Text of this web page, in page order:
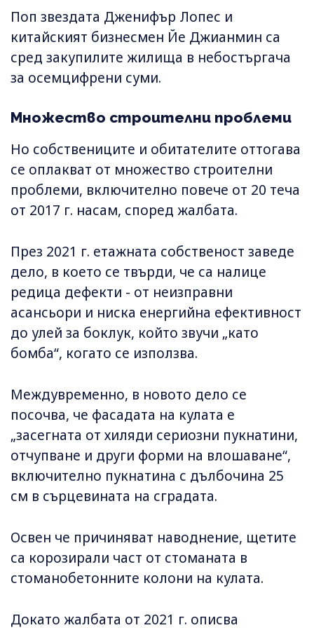
Поп звездата Дженифър Лопес и
китайският бизнесмен Йе Джианмин са
сред закупилите жилища в небостъргача
за осемцифрени суми.
Множество строителни проблеми
Но собствениците и обитателите оттогава
се оплакват от множество строителни
проблеми, включително повече от 20 теча
от 2017 г. насам, според жалбата.
През 2021 г. етажната собственост заведе
дело, в което се твърди, че са налице
редица дефекти - от неизправни
асансьори и ниска енергийна ефективност
до улей за боклук, който звучи „като
бомба“, когато се използва.
Междувременно, в новото дело се
посочва, че фасадата на кулата е
„засегната от хиляди сериозни пукнатини,
отчупване и други форми на влошаване“,
включително пукнатина с дълбочина 25
см в сърцевината на сградата.
Освен че причиняват наводнение, щетите
са корозирали част от стоманата в
стоманобетонните колони на кулата.
Докато жалбата от 2021 г. описва